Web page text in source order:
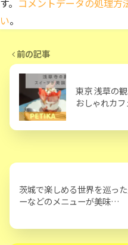
い。
前の記事
東京 浅草の
おしゃれカ
茨城で楽しめる世界を巡っ
ーなどのメニューが美味…